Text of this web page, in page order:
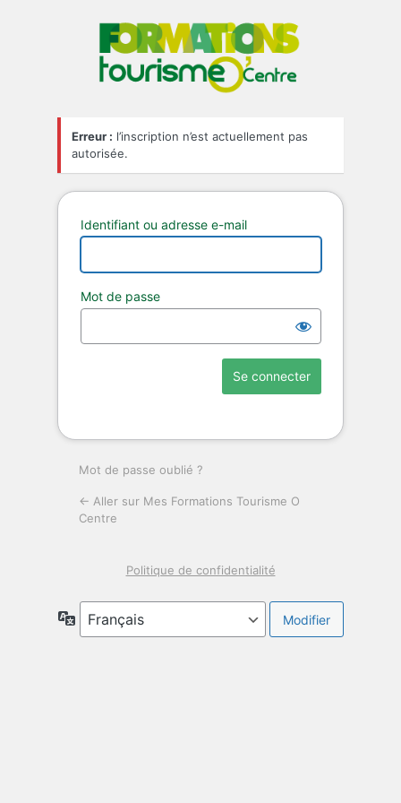
Erreur : l’inscription n’est actuellement pas
autorisée.
Identifiant ou adresse e-mail
Mot de passe
Mot de passe oublié ?
← Aller sur Mes Formations Tourisme O
Centre
Politique de confidentialité
Langue